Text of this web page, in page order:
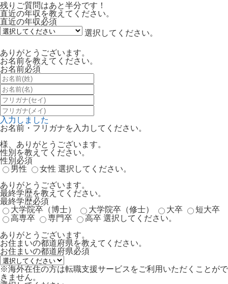
残りご質問はあと半分です！
直近の年収を教えてください。
直近の年収必須
選択してください。
ありがとうございます。
お名前を教えてください。
お名前必須
入力しました
お名前・フリガナを入力してください。
様、ありがとうございます。
性別を教えてください。
性別 必須
男性
女性 選択してください。
ありがとうございます。
最終学歴を教えてください。
最終学歴必須
大学院卒（博士）
大学院卒（修士） 大卒
短大卒
高専卒
専門卒 高卒 選択してください。
ありがとうございます。
お住まいの都道府県を教えてください。
お住まいの都道府県必須
※海外在住の方は転職支援サービスをご利用いただくことがで
きません。